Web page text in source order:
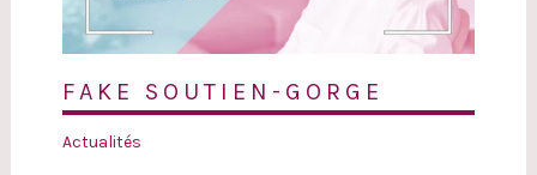
FAKE SOUTIEN-GORGE
Actualités